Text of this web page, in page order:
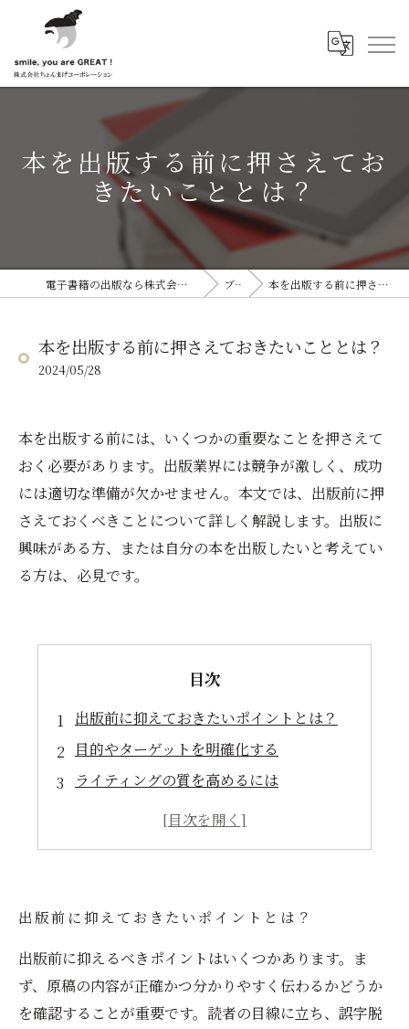
本を出版する前に押さえてお
きたいこととは？
電子書籍の出版なら株式会社ちょんまげコーポレーション ブログ 本を出版する前に押さえておきたいこととは？
本を出版する前に押さえておきたいこととは？
2024/05/28
本を出版する前には、いくつかの重要なことを押さえて
おく必要があります。出版業界には競争が激しく、成功
には適切な準備が欠かせません。本文では、出版前に押
さえておくべきことについて詳しく解説します。出版に
興味がある方、または自分の本を出版したいと考えてい
る方は、必見です。
目次
出版前に抑えておきたいポイントとは？
目的やターゲットを明確化する
ライティングの質を高めるには
法律的な問題について知っておくべきこと
出版前に抑えておきたいポイントとは？
出版前に抑えるべきポイントはいくつかあります。ま
ず、原稿の内容が正確かつ分かりやすく伝わるかどうか
を確認することが重要です。読者の目線に立ち、誤字脱